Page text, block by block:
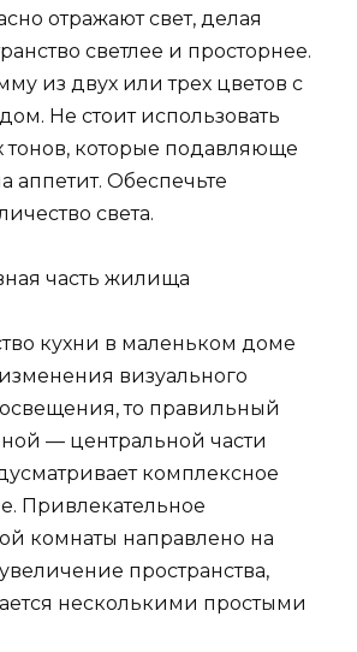
отражают свет, делая
светлее и просторнее.
из двух или трех цветов с
Не стоит использовать
тонов, которые подавляюще
аппетит. Обеспечьте
света.
часть жилища
кухни в маленьком доме
визуального
то правильный
— центральной части
комплексное
Привлекательное
комнаты направлено на
пространства,
несколькими простыми